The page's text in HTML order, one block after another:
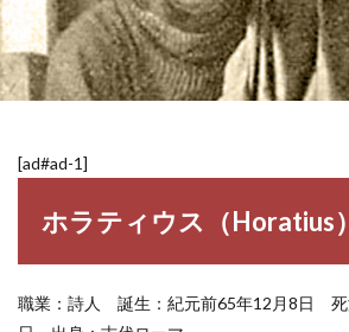
[ad#ad-1]
ホラティウス（Horatius）
職業：詩人 誕生：紀元前65年12月8日 死